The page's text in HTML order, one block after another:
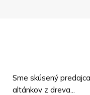
Sme skúsený
altánkov z dreva...